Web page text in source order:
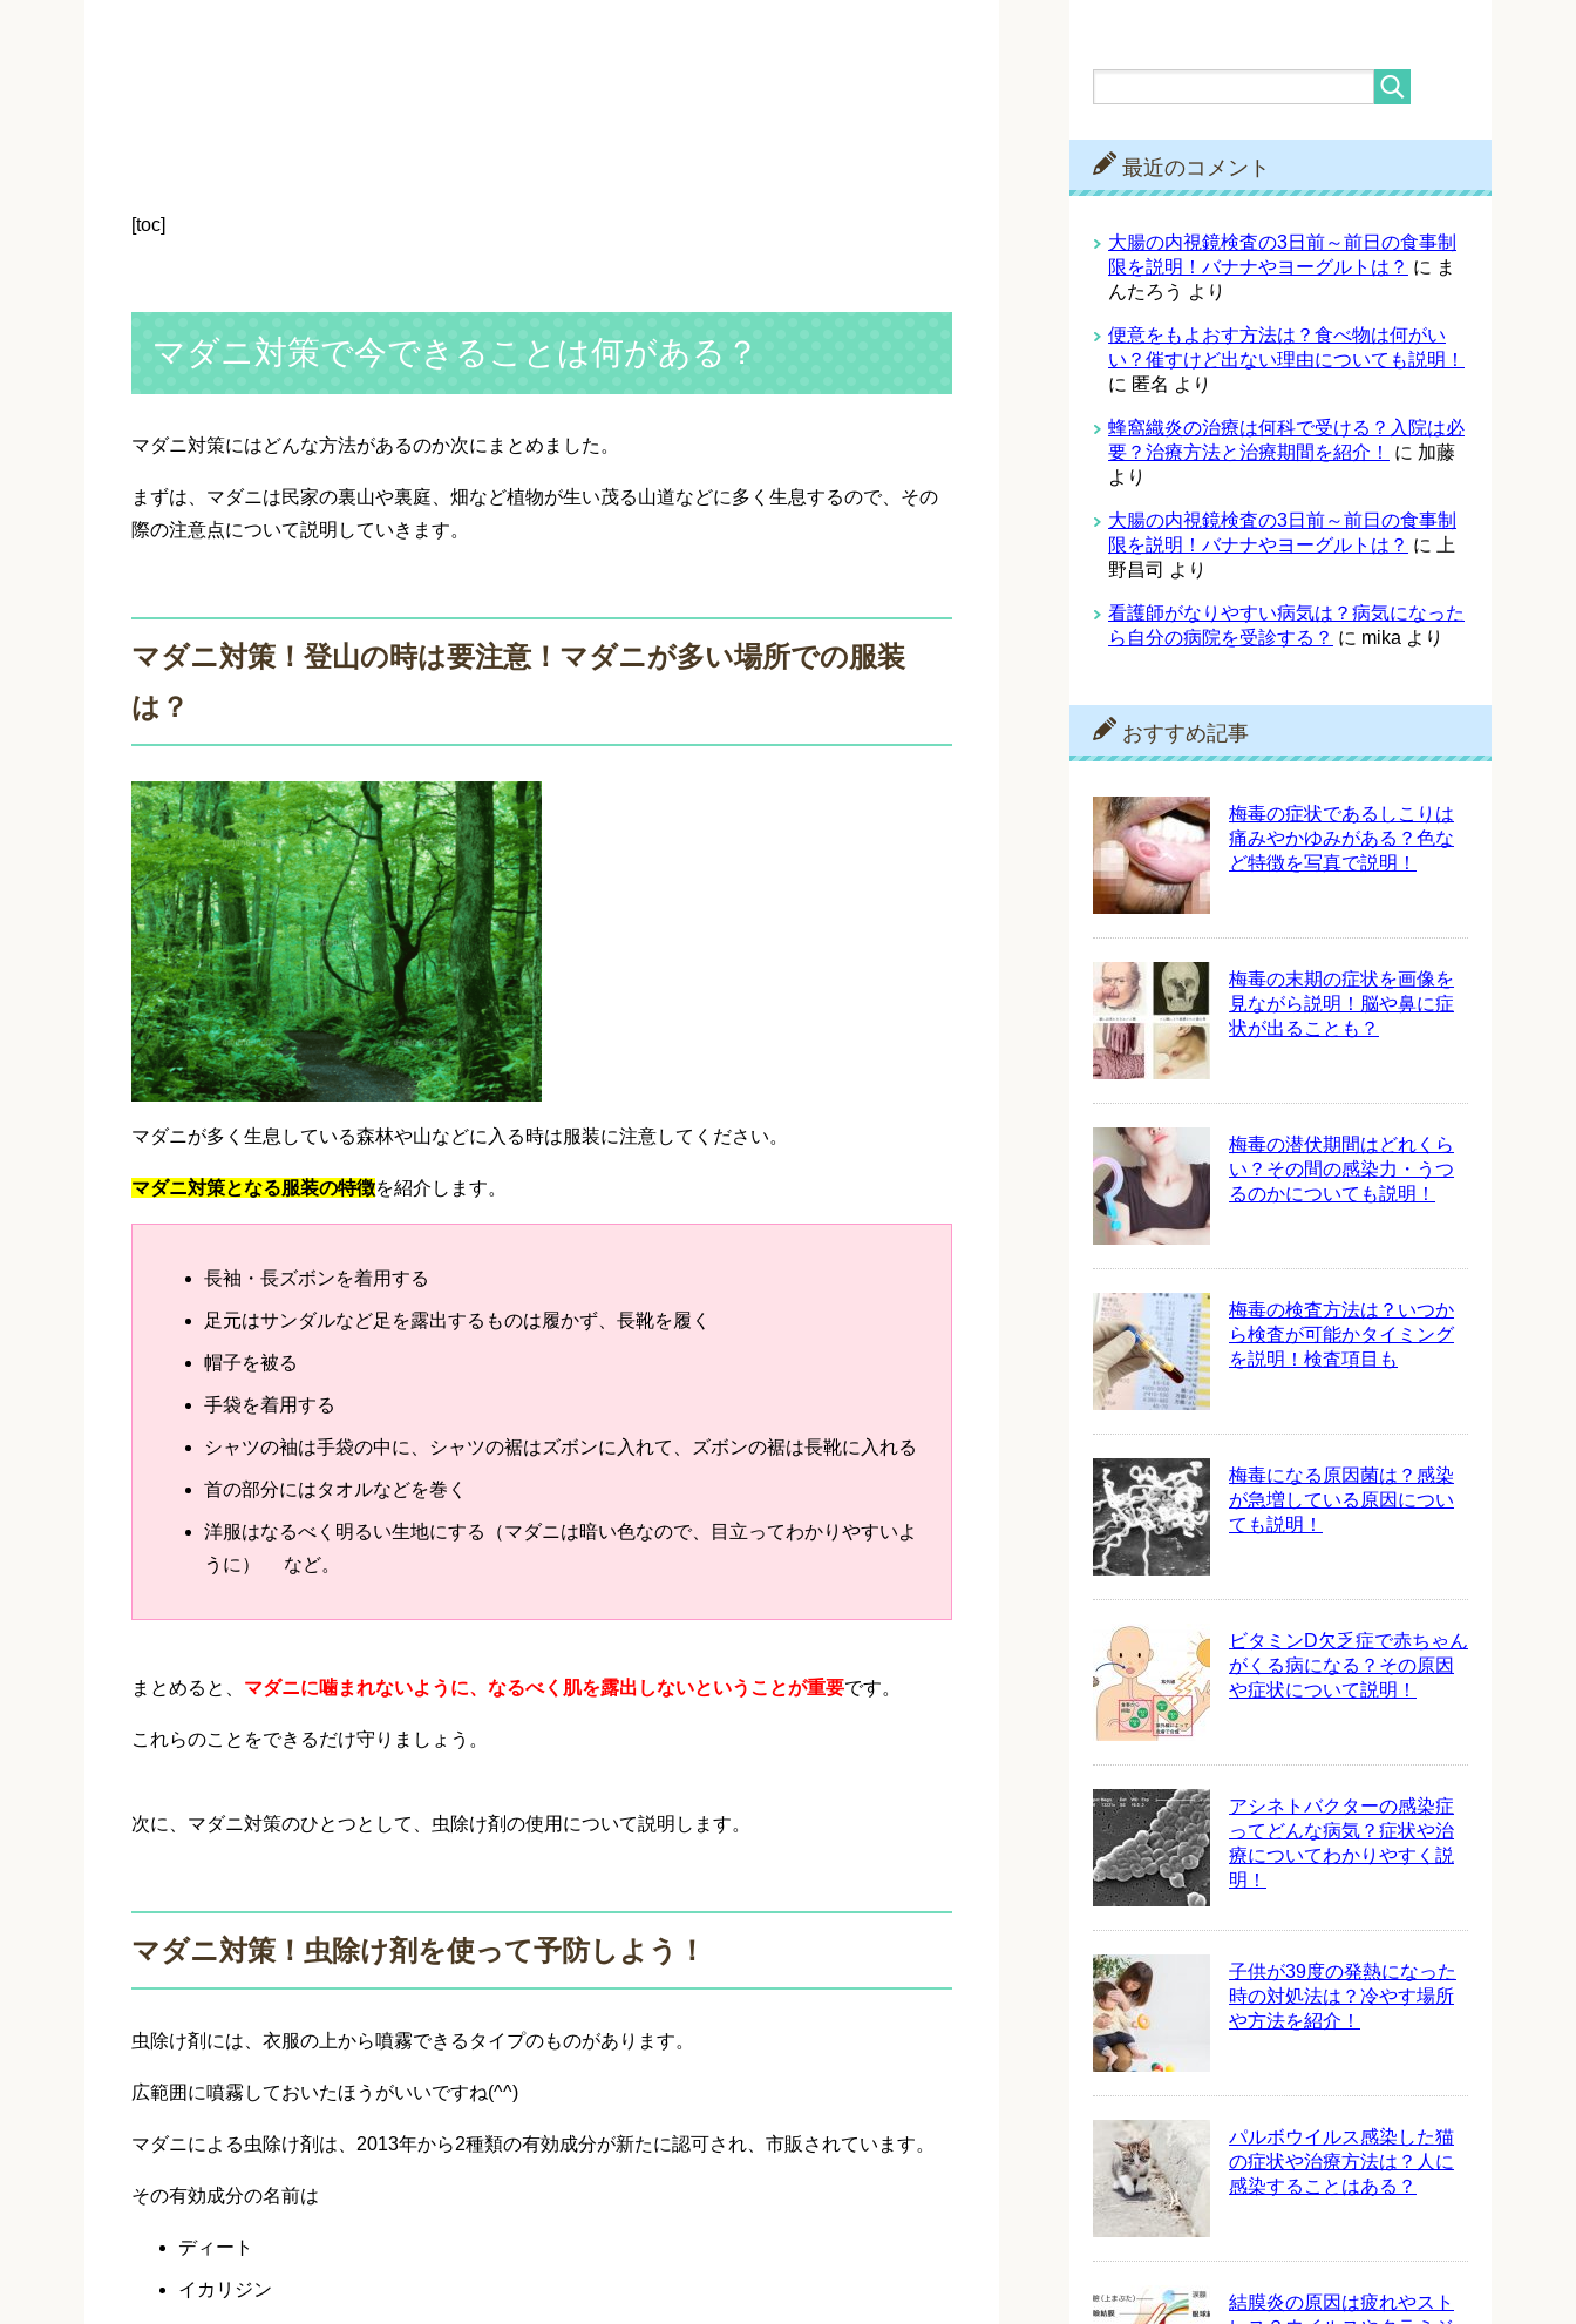
[toc]
マダニ対策で今できることは何がある？
マダニ対策にはどんな方法があるのか次にまとめました。
まずは、マダニは民家の裏山や裏庭、畑など植物が生い茂る山道などに多く生息するので、その
際の注意点について説明していきます。
マダニ対策！登山の時は要注意！マダニが多い場所での服装
は？
マダニが多く生息している森林や山などに入る時は服装に注意してください。
マダニ対策となる服装の特徴を紹介します。
長袖・長ズボンを着用する
足元はサンダルなど足を露出するものは履かず、長靴を履く
帽子を被る
手袋を着用する
シャツの袖は手袋の中に、シャツの裾はズボンに入れて、ズボンの裾は長靴に入れる
首の部分にはタオルなどを巻く
洋服はなるべく明るい生地にする（マダニは暗い色なので、目立ってわかりやすいよ
うに） など。
まとめると、 マダニに噛まれないように、なるべく肌を露出しないということが重要です。
これらのことをできるだけ守りましょう。
次に、マダニ対策のひとつとして、虫除け剤の使用について説明します。
マダニ対策！虫除け剤を使って予防しよう！
虫除け剤には、衣服の上から噴霧できるタイプのものがあります。
広範囲に噴霧しておいたほうがいいですね(^^)
マダニによる虫除け剤は、2013年から2種類の有効成分が新たに認可され、市販されています。
その有効成分の名前は
ディート
イカリジン
最近のコメント
大腸の内視鏡検査の3日前～前日の食事制
限を説明！バナナやヨーグルトは？ に ま
んたろう より
便意をもよおす方法は？食べ物は何がい
い？催すけど出ない理由についても説明！
に 匿名 より
蜂窩織炎の治療は何科で受ける？入院は必
要？治療方法と治療期間を紹介！
に 加藤
より
大腸の内視鏡検査の3日前～前日の食事制
限を説明！バナナやヨーグルトは？ に
上
野昌司 より
看護師がなりやすい病気は？病気になった
ら自分の病院を受診する？ に mika より
おすすめ記事
梅毒の症状であるしこりは
痛みやかゆみがある？色な
ど特徴を写真で説明！
梅毒の末期の症状を画像を
見ながら説明！脳や鼻に症
状が出ることも？
梅毒の潜伏期間はどれくら
い？その間の感染力・うつ
るのかについても説明！
梅毒の検査方法は？いつか
ら検査が可能かタイミング
を説明！検査項目も
梅毒になる原因菌は？感染
が急増している原因につい
ても説明！
ビタミンD欠乏症で赤ちゃん
がくる病になる？その原因
や症状について説明！
アシネトバクターの感染症
ってどんな病気？症状や治
療についてわかりやすく説
明！
子供が39度の発熱になった
時の対処法は？冷やす場所
や方法を紹介！
パルボウイルス感染した猫
の症状や治療方法は？人に
感染することはある？
結膜炎の原因は疲れやスト